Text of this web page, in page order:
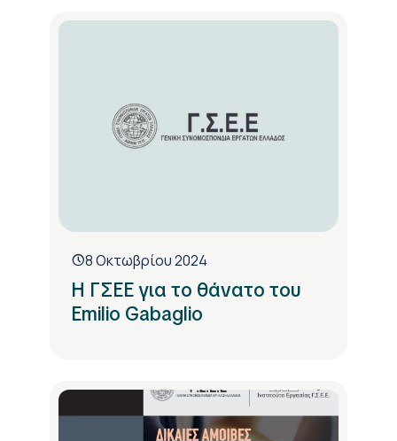
8 Οκτωβρίου 2024
Η ΓΣΕΕ για το θάνατο του
Emilio Gabaglio